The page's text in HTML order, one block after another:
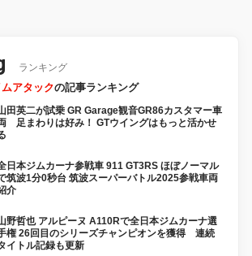
ランキング
アタックの記事ランキング
田英二が試乗 GR Garage観音GR86カスタマー車
足まわりは好み！ GTウイングはもっと活かせ
日本ジムカーナ参戦車 911 GT3RS ほぼノーマル
筑波1分0秒台 筑波スーパーバトル2025参戦車両
介
野哲也 アルピーヌ A110Rで全日本ジムカーナ選
権 26回目のシリーズチャンピオンを獲得 連続
イトル記録も更新